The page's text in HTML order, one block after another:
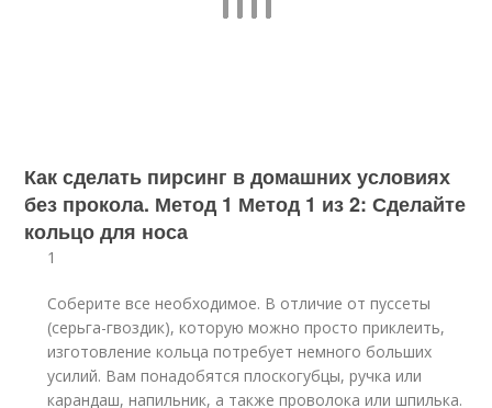
Как сделать пирсинг в домашних условиях
без прокола. Метод 1 Метод 1 из 2: Сделайте
кольцо для носа
1
Соберите все необходимое. В отличие от пуссеты
(серьга-гвоздик), которую можно просто приклеить,
изготовление кольца потребует немного больших
усилий. Вам понадобятся плоскогубцы, ручка или
карандаш, напильник, а также проволока или шпилька.